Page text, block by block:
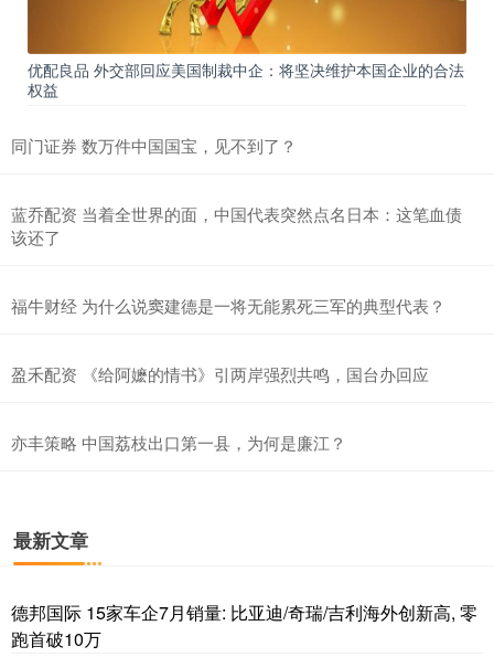
优配良品 外交部回应美国制裁中企：将坚决维护本国企业的合法
权益
同门证券 数万件中国国宝，见不到了？
蓝乔配资 当着全世界的面，中国代表突然点名日本：这笔血债
该还了
福牛财经 为什么说窦建德是一将无能累死三军的典型代表？
盈禾配资 《给阿嬷的情书》引两岸强烈共鸣，国台办回应
亦丰策略 中国荔枝出口第一县，为何是廉江？
最新文章
德邦国际 15家车企7月销量: 比亚迪/奇瑞/吉利海外创新高, 零
跑首破10万